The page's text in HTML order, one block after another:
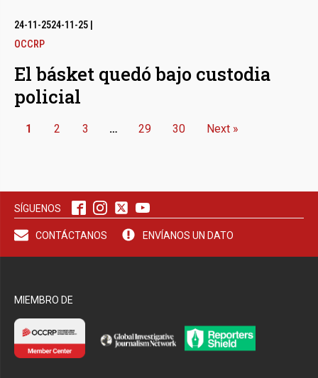
24-11-2524-11-25
OCCRP
El básket quedó bajo custodia
policial
1 2 3 … 29 30 Next »
SÍGUENOS
CONTÁCTANOS ENVÍANOS UN DATO
MIEMBRO DE